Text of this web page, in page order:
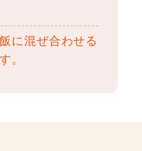
に混ぜ合わせる
。